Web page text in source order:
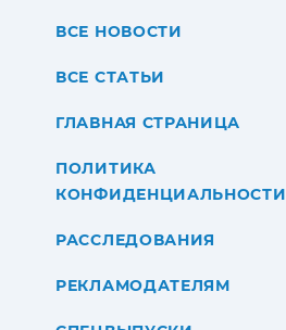
ВСЕ НОВОСТИ
ВСЕ СТАТЬИ
ГЛАВНАЯ СТРАНИЦА
ПОЛИТИКА
КОНФИДЕНЦИАЛЬНОСТИ
РАССЛЕДОВАНИЯ
РЕКЛАМОДАТЕЛЯМ